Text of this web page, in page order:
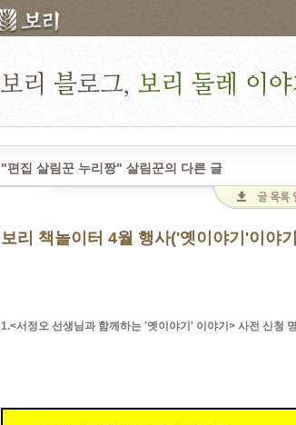
"편집 살림꾼 누리짱" 살림꾼의 다른 글
보리 책놀이터 4월 행사('옛이야기'이야
1.<서정오 선생님과 함께하는 '옛이야기' 이야기> 사전 신청